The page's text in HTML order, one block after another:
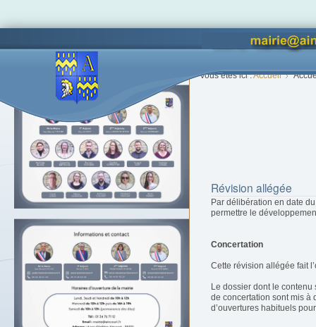
Accès lettres d'informations
Vous êtes ici :Accueil
Révision allégée
Par délibération en date
permettre le
Concertation
Cette révision allégée fait
Le dossier dont le contenu
de concertation sont mis à
d’ouvertures habituels